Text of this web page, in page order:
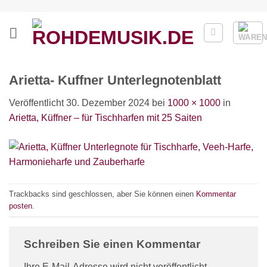
springen
Arietta- Kuffner Unterlegnotenblatt
Veröffentlicht30. Dezember 2024 bei 1000 × 1000 in
Arietta, Küffner – für Tischharfen mit 25 Saiten
Trackbacks sind geschlossen, aber Sie können einen Kommentar
posten
Schreiben Sie einen Kommentar